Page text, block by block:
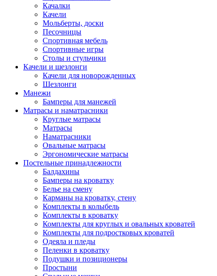
Качалки
Качели
Мольберты, доски
Песочницы
Спортивная мебель
Спортивные игры
Столы и стульчики
Качели и шезлонги
Качели для новорожденных
Шезлонги
Манежи
Бамперы для манежей
Матрасы и наматрасники
Круглые матрасы
Матрасы
Наматрасники
Овальные матрасы
Эргономические матрасы
Постельные принадлежности
Балдахины
Бамперы на кроватку
Белье на смену
Карманы на кроватку, стену
Комплекты в колыбель
Комплекты в кроватку
Комплекты для круглых и овальных кроватей
Комплекты для подростковых кроватей
Одеяла и пледы
Пеленки в кроватку
Подушки и позиционеры
Простыни